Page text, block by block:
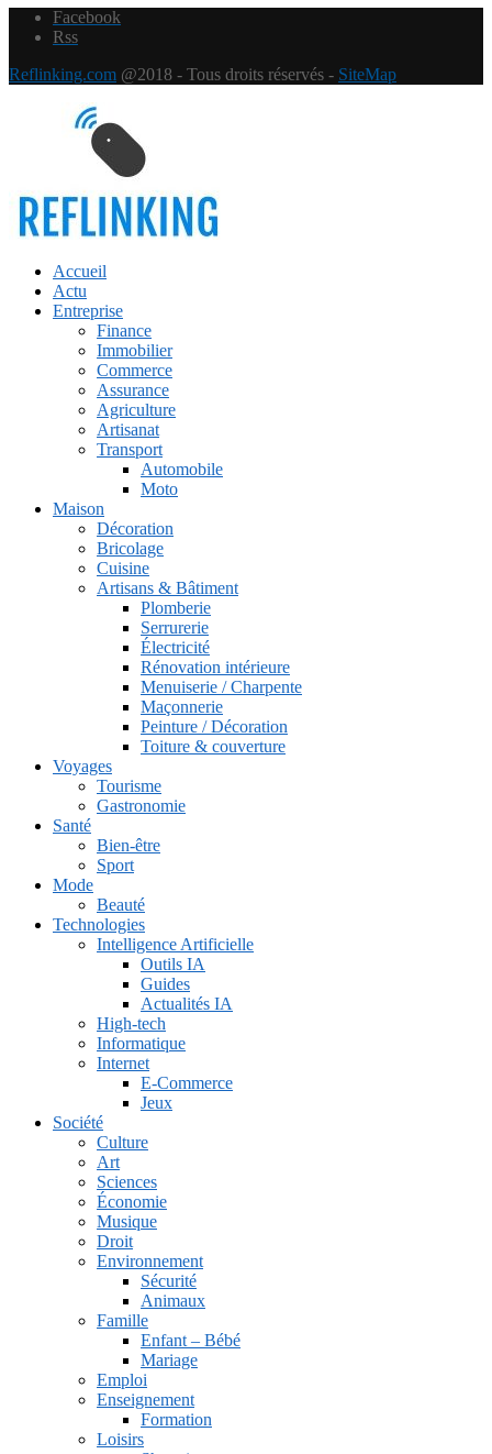
Facebook
Rss
Reflinking.com @2018 - Tous droits réservés - SiteMap
Accueil
Actu
Entreprise
Finance
Immobilier
Commerce
Assurance
Agriculture
Artisanat
Transport
Automobile
Moto
Maison
Décoration
Bricolage
Cuisine
Artisans & Bâtiment
Plomberie
Serrurerie
Électricité
Rénovation intérieure
Menuiserie / Charpente
Maçonnerie
Peinture / Décoration
Toiture & couverture
Voyages
Tourisme
Gastronomie
Santé
Bien-être
Sport
Mode
Beauté
Technologies
Intelligence Artificielle
Outils IA
Guides
Actualités IA
High-tech
Informatique
Internet
E-Commerce
Jeux
Société
Culture
Art
Sciences
Économie
Musique
Droit
Environnement
Sécurité
Animaux
Famille
Enfant – Bébé
Mariage
Emploi
Enseignement
Formation
Loisirs